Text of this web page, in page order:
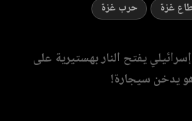
غزة حرب غزة
يفتح النار بهستيرية على
يدخن سيجارة!